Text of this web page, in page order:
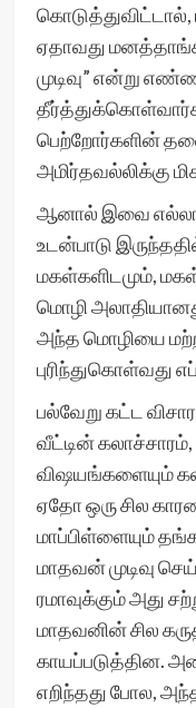
ஏதாவது
முடிவு” என்று
பெற்றோர்களின்
அமிர்தவல்லிக்கு
ஆனால் இவை
உடன்பாடு
மகள்களிடமும்,
மொழி
அந்த மொழியை
புரிந்துகொள்வது
பல்வேறு கட்ட
வீட்டின் கலாச்சாரம்,
விஷயங்களையும்
ஏதோ ஒரு சில
மாப்பிள்ளையும்
மாதவன் முடிவு
ரமாவுக்கும் அது
மாதவனின் சில
காயப்படுத்தின.
எறிந்தது போல,